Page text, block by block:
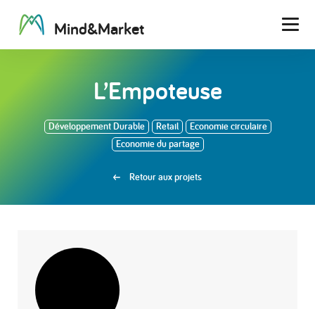
Mind&Market
L’Empoteuse
Développement Durable Retail
Economie circulaire
Economie du partage
Retour aux projets